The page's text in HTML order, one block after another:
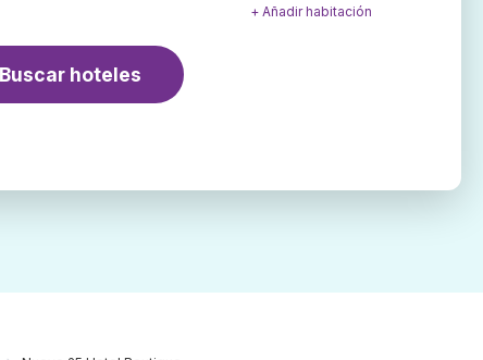
+ Añadir habitación
Buscar hoteles